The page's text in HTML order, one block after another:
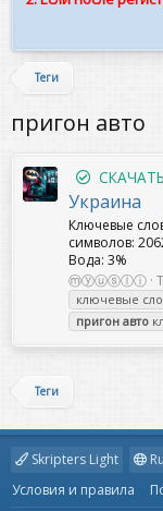
Теги
пригон авто
СКАЧАТЬ
Украина
Ключевые
символов:
Вода: 3%
ⓜⓨⓤⓢⓛⓘ
ключевые
пригон авто
Теги
Skripters Light
Условия и правила